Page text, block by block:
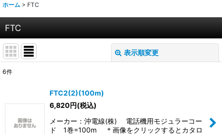
ホーム > FTC
FTC
表示順変更
6件
FTC2(2)(100m)
6,820円(税込)
メーカー：沖電線(株) 電話機用モジュラーコー
ド 1巻=100m ＊画像をクリックするとカタロ